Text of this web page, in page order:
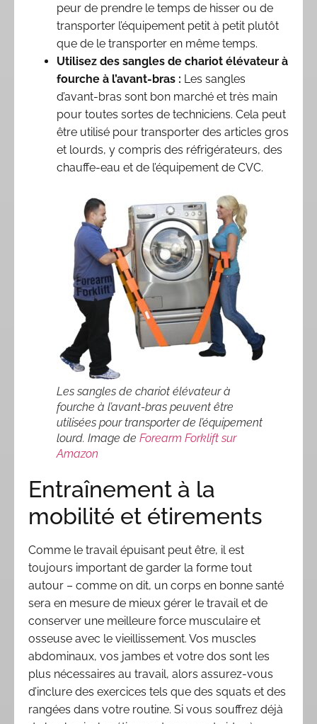
peur de prendre le temps de hisser ou de
transporter l’équipement petit à petit plutôt
que de le transporter en même temps.
Utilisez des sangles de chariot élévateur à
fourche à l’avant-bras : Les sangles
d’avant-bras sont bon marché et très main
pour toutes sortes de techniciens. Cela peut
être utilisé pour transporter des articles gros
et lourds, y compris des réfrigérateurs, des
chauffe-eau et de l’équipement de CVC.
Les sangles de chariot élévateur à
fourche à l’avant-bras peuvent être
utilisées pour transporter de l’équipement
lourd. Image de Forearm Forklift sur
Amazon
Entraînement à la
mobilité et étirements
Comme le travail épuisant peut être, il est
toujours important de garder la forme tout
autour – comme on dit, un corps en bonne santé
sera en mesure de mieux gérer le travail et de
conserver une meilleure force musculaire et
osseuse avec le vieillissement. Vos muscles
abdominaux, vos jambes et votre dos sont les
plus nécessaires au travail, alors assurez-vous
d’inclure des exercices tels que des squats et des
rangées dans votre routine. Si vous souffrez déjà